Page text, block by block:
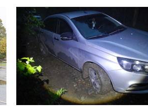
позвонили 112. Спасательная операция
развернулась в районе села Медведёвка.
Первой задачей сотрудников МЧС стал
сбор группы из 25 человек, среди
которых было 19 детей от 9 до 17 лет, в
одном месте. Троих отбившихся от своих
подростков удалось найти и переправить
уже глубокой ночью. Работа на воде
продолжалась более шестнадцати часов.
К полудню следующего дня все туристы
были благополучно доставлены на